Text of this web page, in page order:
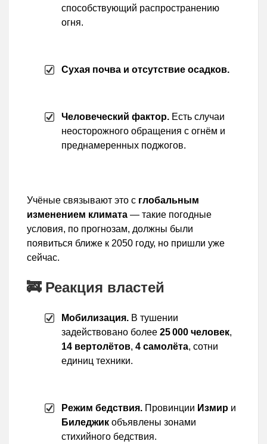
способствующий распространению
огня.
Сухая почва и отсутствие осадков.
Человеческий фактор. Есть случаи
неосторожного обращения с огнём и
преднамеренных поджогов.
Учёные связывают это с глобальным
изменением климата — такие погодные
условия, по прогнозам, должны были
появиться ближе к 2050 году, но пришли уже
сейчас.
🚒 Реакция властей
Мобилизация. В тушении
задействовано более 25 000 человек,
14 вертолётов, 4 самолёта, сотни
единиц техники.
Режим бедствия. Провинции Измир и
Биледжик объявлены зонами
стихийного бедствия.